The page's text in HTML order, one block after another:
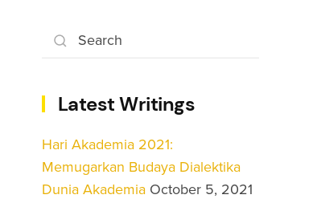
Latest Writings
Hari Akademia 2021:
Memugarkan Budaya Dialektika
Dunia Akademia October 5, 2021